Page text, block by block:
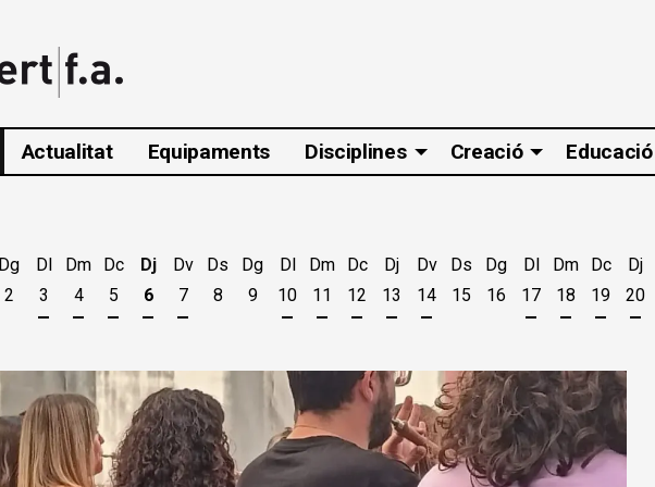
Actualitat Equipaments Disciplines Creació Educació
Dg
2
Dl
3
Dilluns 3 d'agost
Dm
4
Dimarts 4 d'agost
Dc
5
Dimecres 5 d'agost
Dj
6
Dijous 6 d'agost
Dv
7
Divendres 7 d'agost
Ds
8
Dg
9
Dl
10
Dilluns 10 d'agost
Dm
11
Dimarts 11 d'agost
Dc
12
Dimecres 12 d'agost
Dj
13
Dijous 13 d'agost
Dv
14
Divendres 14 d'agost
Ds
15
Dg
16
Dl
17
Dilluns 17
Dm
18
Dimarts 18
Dc
19
Dj
20